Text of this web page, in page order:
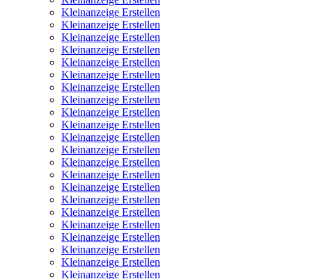
Kleinanzeige Erstellen
Kleinanzeige Erstellen
Kleinanzeige Erstellen
Kleinanzeige Erstellen
Kleinanzeige Erstellen
Kleinanzeige Erstellen
Kleinanzeige Erstellen
Kleinanzeige Erstellen
Kleinanzeige Erstellen
Kleinanzeige Erstellen
Kleinanzeige Erstellen
Kleinanzeige Erstellen
Kleinanzeige Erstellen
Kleinanzeige Erstellen
Kleinanzeige Erstellen
Kleinanzeige Erstellen
Kleinanzeige Erstellen
Kleinanzeige Erstellen
Kleinanzeige Erstellen
Kleinanzeige Erstellen
Kleinanzeige Erstellen
Kleinanzeige Erstellen